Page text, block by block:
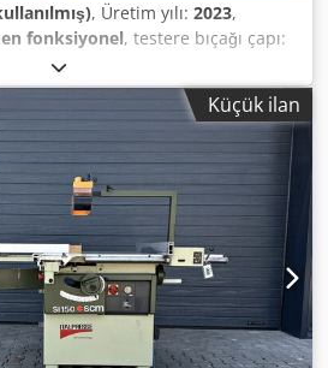
, Üretim yılı: 2023,
fonksiyonel, testere bıçağı çapı:
8.600 dev/dak
1.150 mm, PARKE İÇİN 45
PROFİL VERMEK İÇİN ÇİFT KENAR
uzunluk 90* 290-1150 mm -
mm - Maks. uzunluk 45* 410-
50 mm - 4 adet bıçak motoru - her
Al Rjf - Bıçak çapı 300 mm -
motoru, her biri 3 kW - Freze
- Ayarlanabilir ilerleme hızı 0-10
çapı 100 mm - Boyutlar
2000 kg - Yıl 2023
Küçük ilan